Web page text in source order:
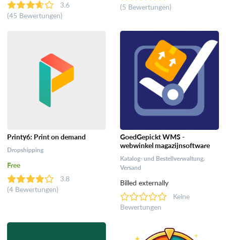
3.6
(45 Bewertungen)
(5 Bewertungen)
Printy6: Print on demand
Dropshipping
Free
3.8
(4 Bewertungen)
GoedGepickt WMS -
webwinkel magazijnsoftware
Katalog- und Bestellverwaltung,
Versand
Billed externally
Keine
Bewertungen